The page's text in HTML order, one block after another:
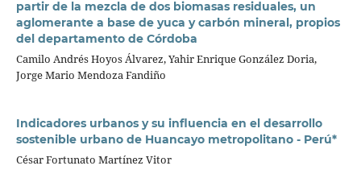
partir de la mezcla de dos biomasas residuales, un
aglomerante a base de yuca y carbón mineral, propios
del departamento de Córdoba
Camilo Andrés Hoyos Álvarez, Yahir Enrique González Doria,
Jorge Mario Mendoza Fandiño
Indicadores urbanos y su influencia en el desarrollo
sostenible urbano de Huancayo metropolitano - Perú*
César Fortunato Martínez Vitor